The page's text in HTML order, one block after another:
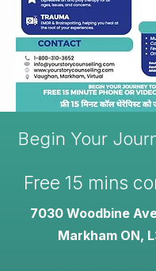
Begin Your
Free 15 mins
7030 Woodbine
Markham ON,